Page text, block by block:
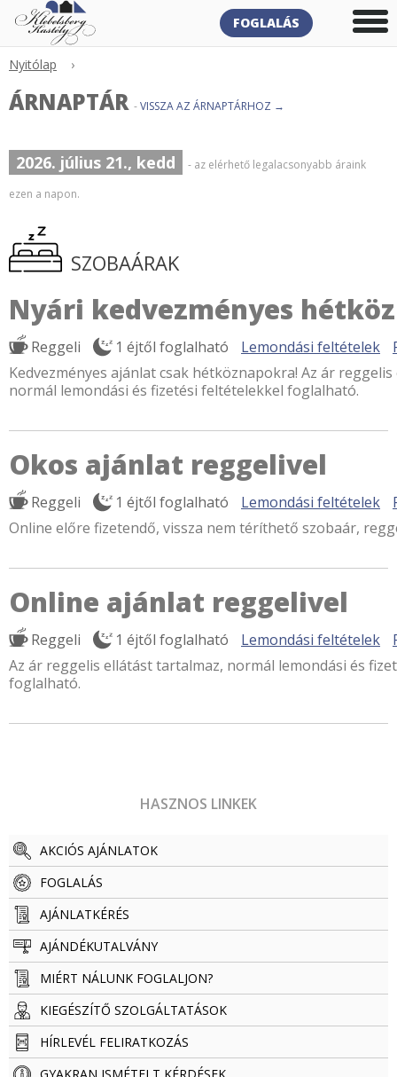
FOGLALÁS
Nyitólap ›
ÁRNAPTÁR -VISSZA AZ ÁRNAPTÁRHOZ →
2026. július 21., kedd
- az elérhető legalacsonyabb áraink
ezen a napon.
SZOBAÁRAK
Nyári kedvezményes
Reggeli 1 éjtől foglalható Lemondási feltételek
Kedvezményes ajánlat csak hétköznapokra! Az ár
normál lemondási és fizetési feltételekkel foglalható.
Okos ajánlat reggelivel
Reggeli 1 éjtől foglalható Lemondási feltételek
Online előre fizetendő, vissza nem téríthető szobaár,
Online ajánlat reggelivel
Reggeli 1 éjtől foglalható Lemondási feltételek
Az ár reggelis ellátást tartalmaz, normál lemondási és
foglalható.
HASZNOS LINKEK
AKCIÓS AJÁNLATOK
FOGLALÁS
AJÁNLATKÉRÉS
AJÁNDÉKUTALVÁNY
MIÉRT NÁLUNK FOGLALJON?
KIEGÉSZÍTŐ SZOLGÁLTATÁSOK
HÍRLEVÉL FELIRATKOZÁS